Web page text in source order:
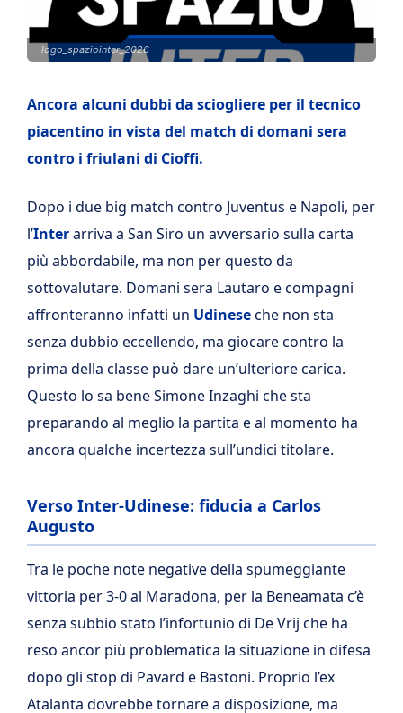
logo_spaziointer_2026
Ancora alcuni dubbi da sciogliere per il tecnico
piacentino in vista del match di domani sera
contro i friulani di Cioffi.
Dopo i due big match contro Juventus e Napoli, per
l’Interarriva a San Siro un avversario sulla carta
più abbordabile, ma non per questo da
sottovalutare. Domani sera Lautaro e compagni
affronteranno infatti un Udineseche non sta
senza dubbio eccellendo, ma giocare contro la
prima della classe può dare un’ulteriore carica.
Questo lo sa bene Simone Inzaghi che sta
preparando al meglio la partita e al momento ha
ancora qualche incertezza sull’undici titolare.
Verso Inter-Udinese: fiducia a Carlos
Augusto
Tra le poche note negative della spumeggiante
vittoria per 3-0 al Maradona, per la Beneamata c’è
senza subbio stato l’infortunio di De Vrij che ha
reso ancor più problematica la situazione in difesa
dopo gli stop di Pavard e Bastoni. Proprio l’ex
Atalanta dovrebbe tornare a disposizione, ma